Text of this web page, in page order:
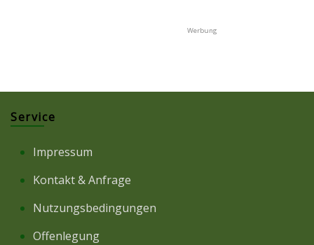
Service
Impressum
Kontakt & Anfrage
Nutzungsbedingungen
Offenlegung